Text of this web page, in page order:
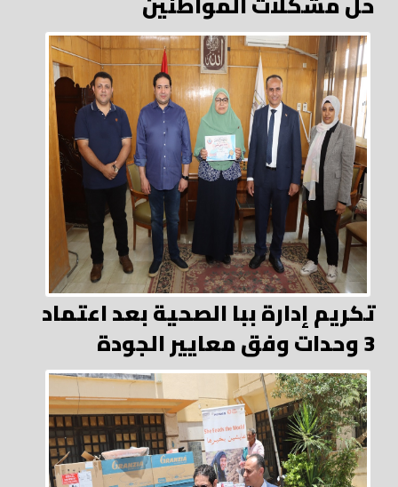
تكريم إدارة ببا الصحية بعد اعتماد
3 وحدات وفق معايير الجودة